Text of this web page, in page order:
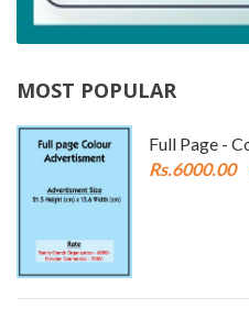
MOST POPULAR
Full Page -
Rs.6000.00